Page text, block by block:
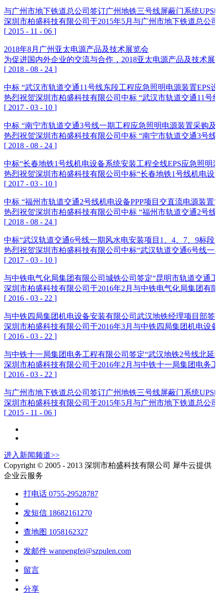
与广州市地下铁道总公司签订广州地铁三号线屏蔽门系统UPS
深圳市柏盛科技有限公司于2015年5月与广州市地下铁道总公
[ 2015 - 11 - 06 ]
2018年8月广州亚太电源产品及技术展览会
为促进国内外企业的交流与合作，2018亚太电源产品及技术
[ 2018 - 08 - 24 ]
中标 “武汉市轨道交通11号线东段工程应急照明电源装置EPS
热烈祝贺深圳市柏盛科技有限公司中标 “武汉市轨道交通11号
[ 2017 - 03 - 10 ]
中标 “南宁市轨道交通3号线一期工程应急照明电源装置采购及
热烈祝贺深圳市柏盛科技有限公司中标 “南宁市轨道交通3号
[ 2018 - 08 - 24 ]
中标“长春地铁1号线机电设备系统安装工程全线EPS应急照明
热烈祝贺深圳市柏盛科技有限公司中标“长春地铁1号线机电设
[ 2017 - 03 - 10 ]
中标 “福州市轨道交通2号线机电设备PPP项目交直流电源装置”
热烈祝贺深圳市柏盛科技有限公司中标 “福州市轨道交通2号
[ 2018 - 08 - 24 ]
中标“武汉轨道交通6号线一期风水电安装项目1、4、7、9标段
热烈祝贺深圳市柏盛科技有限公司中标“武汉轨道交通6号线一
[ 2017 - 03 - 10 ]
与中铁电气化局集团有限公司城铁公司签定“昆明市轨道交通
深圳市柏盛科技有限公司于2016年2月与中铁电气化局集团有
[ 2016 - 03 - 22 ]
与中铁四局集团机电设备安装有限公司武汉地铁经理项目部
深圳市柏盛科技有限公司于2016年3月与中铁四局集团机电设
[ 2016 - 03 - 22 ]
与中铁十一局集团电务工程有限公司签定“武汉地铁2号线北
深圳市柏盛科技有限公司于2016年2月与中铁十一局集团电务
[ 2016 - 03 - 22 ]
与广州市地下铁道总公司签订广州地铁三号线屏蔽门系统UPS
深圳市柏盛科技有限公司于2015年5月与广州市地下铁道总公
[ 2015 - 11 - 06 ]
进入 新闻频道>>
Copyright © 2005 - 2013 深圳市柏盛科技有限公司 犀牛云提供
企业云服务
打电话 0755-29528787
发短信 18682161270
查地图 1058162327
发邮件 wanpengfei@szpulen.com
留言
分享